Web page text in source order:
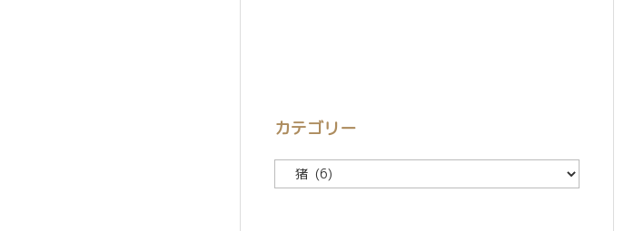
カテゴリー
テ